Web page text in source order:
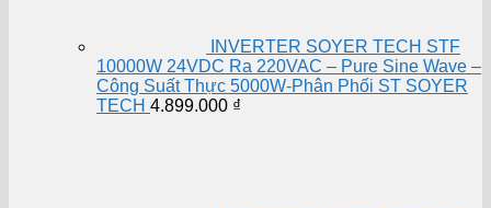
INVERTER SOYER TECH STF
10000W 24VDC Ra 220VAC – Pure Sine Wave –
Công Suất Thực 5000W-Phân Phối ST SOYER
TECH 4.899.000 ₫